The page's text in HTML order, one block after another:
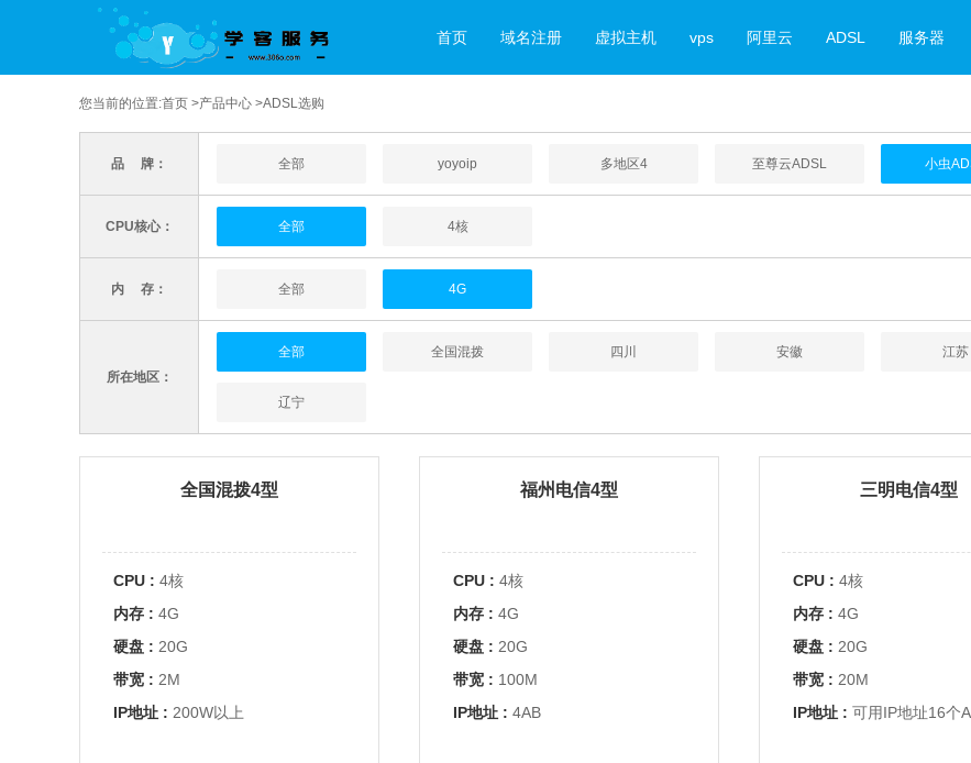
首页 域名注册 虚拟主机 vps 阿里云 ADSL 服务器
您当前的位置:首页 >产品中心 >ADSL选购
品 牌： 全部 yoyoip 多地区4 至尊云ADSL 小虫
CPU核心： 全部 4核
内 存： 全部 4G
所在地区：
全部 全国混拨 四川 安徽 江苏
辽宁
全国混拨4型
CPU : 4核
内存 : 4G
硬盘 : 20G
带宽 : 2M
IP地址 : 200W以上
福州电信4型
CPU : 4核
内存 : 4G
硬盘 : 20G
带宽 : 100M
IP地址 : 4AB
三明电信4型
CPU : 4核
内存 : 4G
硬盘 : 20G
带宽 : 20M
IP地址 : 可用IP地址16个